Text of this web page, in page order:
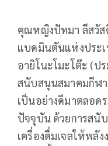
คุณหญิงปัทมา ลีสวัส
แบดมินตันแห่งประ
อายิโนะโมะโต๊ะ (ป
สนับสนุนสมาคมกีฬ
เป็นอย่างดีมาตลอด
ปัจจุบัน ด้วยการสนั
เครื่องดื่มเจลให้พลั